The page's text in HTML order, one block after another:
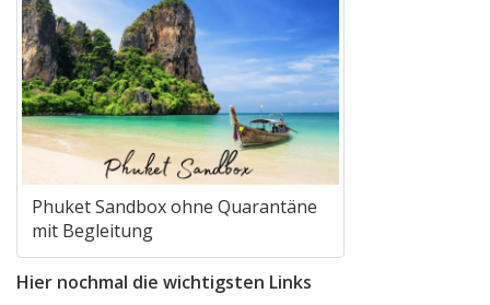
Phuket Sandbox ohne Quarantäne
mit Begleitung
Hier nochmal die wichtigsten Links